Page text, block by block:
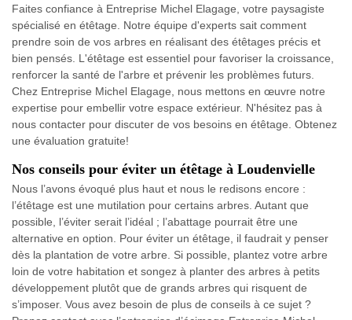
Faites confiance à Entreprise Michel Elagage, votre paysagiste
spécialisé en étêtage. Notre équipe d'experts sait comment
prendre soin de vos arbres en réalisant des étêtages précis et
bien pensés. L'étêtage est essentiel pour favoriser la croissance,
renforcer la santé de l'arbre et prévenir les problèmes futurs.
Chez Entreprise Michel Elagage, nous mettons en œuvre notre
expertise pour embellir votre espace extérieur. N'hésitez pas à
nous contacter pour discuter de vos besoins en étêtage. Obtenez
une évaluation gratuite!
Nos conseils pour éviter un étêtage à Loudenvielle
Nous l’avons évoqué plus haut et nous le redisons encore :
l’étêtage est une mutilation pour certains arbres. Autant que
possible, l’éviter serait l’idéal ; l’abattage pourrait être une
alternative en option. Pour éviter un étêtage, il faudrait y penser
dès la plantation de votre arbre. Si possible, plantez votre arbre
loin de votre habitation et songez à planter des arbres à petits
développement plutôt que de grands arbres qui risquent de
s’imposer. Vous avez besoin de plus de conseils à ce sujet ?